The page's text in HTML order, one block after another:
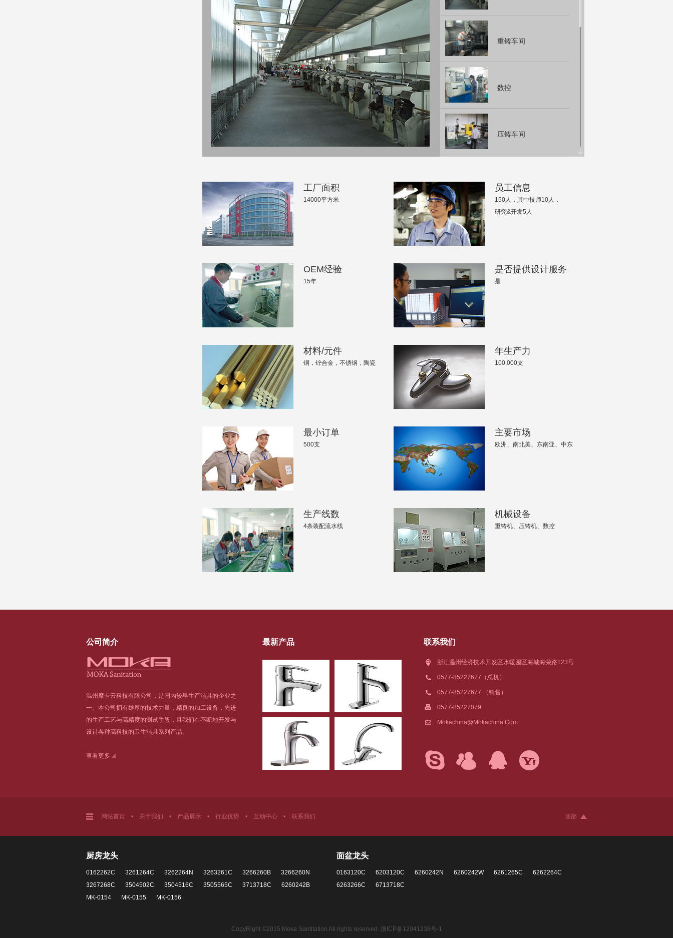
重铸车间
数控
压铸车间
精工
打标
工厂面积
14000平方米
员工信息
150人，其中技师10人，
研究&开发5人
OEM经验
15年
是否提供设计服务
是
材料/元件
铜，锌合金，不锈钢，陶瓷
年生产力
100,000支
最小订单
500支
主要市场
欧洲、南北美、东南亚、中东
生产线数
4条装配流水线
机械设备
重铸机、压铸机、数控
公司简介
温州摩卡云科技有限公司，是国内较早生产洁具的企业之
一。本公司拥有雄厚的技术力量，精良的加工设备，先进
的生产工艺与高精度的测试手段，且我们在不断地开发与
设计各种高科技的卫生洁具系列产品。
查看更多
最新产品 联系我们
浙江温州经济技术开发区水暖园区海城海荣路123号
0577-85227677（总机）
0577-85227677 （销售）
0577-85227079
Mokachina@mokachina.com
顶部
网站首页 • 关于我们 • 产品展示 • 行业优势 • 互动中心 • 联系我们
厨房龙头
0162262C 3261264C 3262264N 3263261C 3266260B
3266260N
3267268C
3504502C 3504516C 3505565C 3713718C
6260242B
MK-0154
MK-0155 MK-0156
面盆龙头
0163120C 6203120C 6260242N 6260242W 6261265C
6262264C
6263266C
6713718C
CopyRight ©2015 Moka Santitation All rights reserved. 浙ICP备12041238号-1